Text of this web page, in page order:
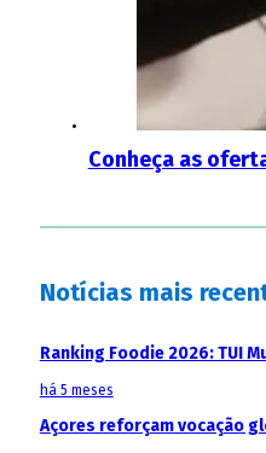
Conheça as
Notícias mais
Ranking Foodie 2026: TUI
há 5 meses
Açores reforçam vocação